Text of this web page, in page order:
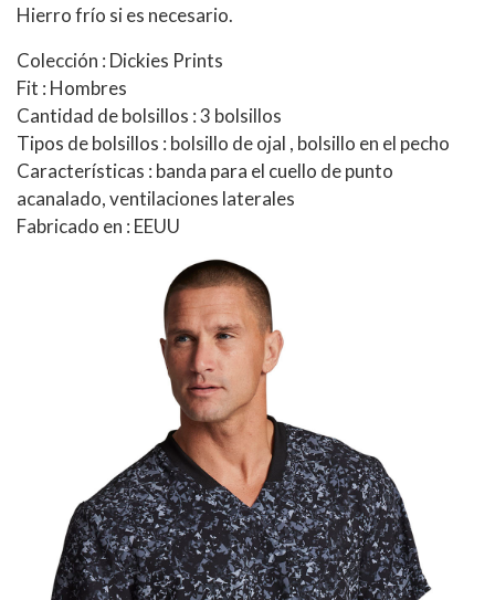
Hierro frío si es necesario.
Colección : Dickies Prints
Fit : Hombres
Cantidad de bolsillos : 3 bolsillos
Tipos de bolsillos : bolsillo de ojal , bolsillo en el pecho
Características : banda para el cuello de punto
acanalado, ventilaciones laterales
Fabricado en : EEUU